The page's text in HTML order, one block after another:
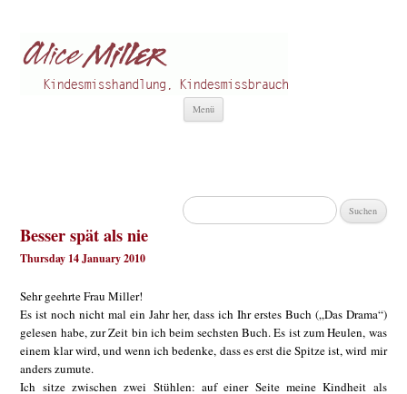
Menü
Suchen
nach:
Besser spät als nie
Thursday 14 January 2010
Sehr geehrte Frau Miller!
Es ist noch nicht mal ein Jahr her, dass ich Ihr erstes Buch („Das Drama“)
gelesen habe, zur Zeit bin ich beim sechsten Buch. Es ist zum Heulen, was
einem klar wird, und wenn ich bedenke, dass es erst die Spitze ist, wird mir
anders zumute.
Ich sitze zwischen zwei Stühlen: auf einer Seite meine Kindheit als